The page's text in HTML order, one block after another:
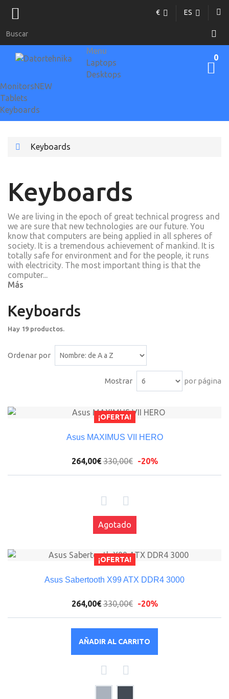
ES
€
0
Menu
Laptops
Desktops
MonitorsNEW
Tablets
Keyboards
Keyboards
Keyboards
We are living in the epoch of great technical progress and
we are sure that new technologies are our future. You
know that computers are being applied in all spheres of
society. It is a tremendous achievement of mankind. It is
totally safe for environment and for the people, it runs
with electricity. The most important thing is that the
computer...
Más
Keyboards
Hay 19 productos.
Ordenar por
Mostrar por página
¡OFERTA!
Asus MAXIMUS VII HERO
264,00€ 330,00€ -20%
Agotado
¡OFERTA!
Asus Sabertooth X99 ATX DDR4 3000
264,00€ 330,00€ -20%
AÑADIR AL CARRITO